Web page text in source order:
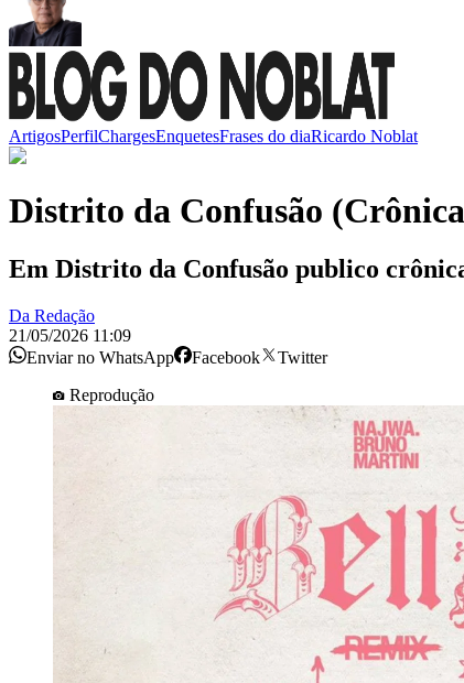
ArtigosPerfilChargesEnquetesFrases do diaRicardo Noblat
Distrito da Confusão
Em Distrito da Confusão publico
Da Redação
21/05/2026 11:09
Enviar no WhatsApp
Facebook
Twitter
Reprodução